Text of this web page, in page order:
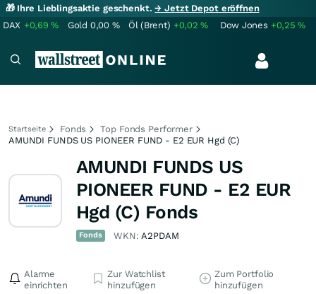
🎁 Ihre Lieblingsaktie geschenkt.→ Jetzt Depot eröffnen
DAX +0,69% Gold 0,00 % Öl (Brent) +0,02% Dow Jones +0,25%
Startseite Fonds
Top Fonds Performer
AMUNDI FUNDS US PIONEER FUND - E2 EUR Hgd (C)
AMUNDI FUNDS US
PIONEER FUND - E2 EUR
Hgd (C) Fonds
Fonds WKN:A2PDAM
Alarme
einrichten
Zur Watchlist
hinzufügen
Zum Portfolio
hinzufügen